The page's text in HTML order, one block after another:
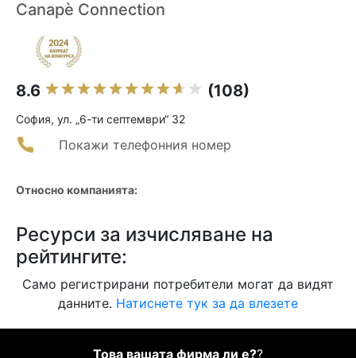
Canapè Connection
8.6 (108)
София, ул. „6-ти септември“ 32
Покажи телефонния номер
Относно компанията:
Ресурси за изчисляване на
рейтингите:
Само регистрирани потребители могат да видят
данните. Натиснете тук за да влезете
Това вашата фирма ли е??